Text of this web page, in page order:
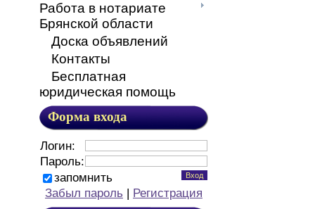
Работа в нотариате
Брянской области
Доска объявлений
Контакты
Бесплатная
юридическая помощь
Форма входа
Логин:
Пароль:
запомнить
Забыл пароль | Регистрация